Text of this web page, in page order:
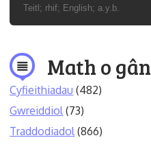
Math o gân
Cyfieithiadau (482)
Gwreiddiol (73)
Traddodiadol (866)